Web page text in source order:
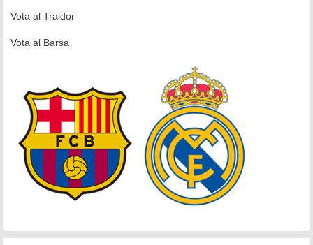
n
s
j
Vota al Traidor
Vota al Barsa